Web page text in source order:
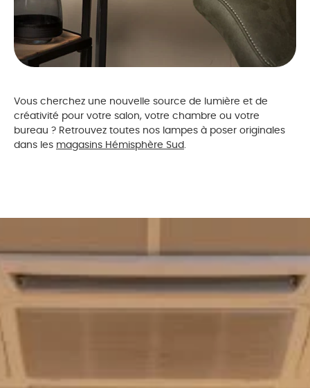
Vous cherchez une nouvelle source de lumière et de
créativité pour votre salon, votre chambre ou votre
bureau ? Retrouvez toutes nos lampes à poser originales
dans les magasins Hémisphère Sud.